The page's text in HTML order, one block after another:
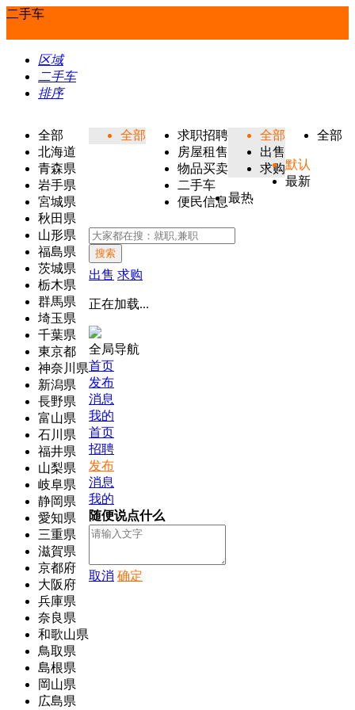
二手车
区域
二手车
排序
全部
北海道
青森県
岩手県
宮城県
秋田県
山形県
福島県
茨城県
栃木県
群馬県
埼玉県
千葉県
東京都
神奈川県
新潟県
長野県
富山県
石川県
福井県
山梨県
岐阜県
静岡県
愛知県
三重県
滋賀県
京都府
大阪府
兵庫県
奈良県
和歌山県
鳥取県
島根県
岡山県
広島県
全部
求职招聘
房屋租售
物品买卖
二手车
便民信息
全部
出售
求购
全部
默认
最新
最热
搜索
出售 求购
正在加载...
全局导航
首页
发布
消息
我的
首页
招聘
发布
消息
我的
随便说点什么
取消 确定